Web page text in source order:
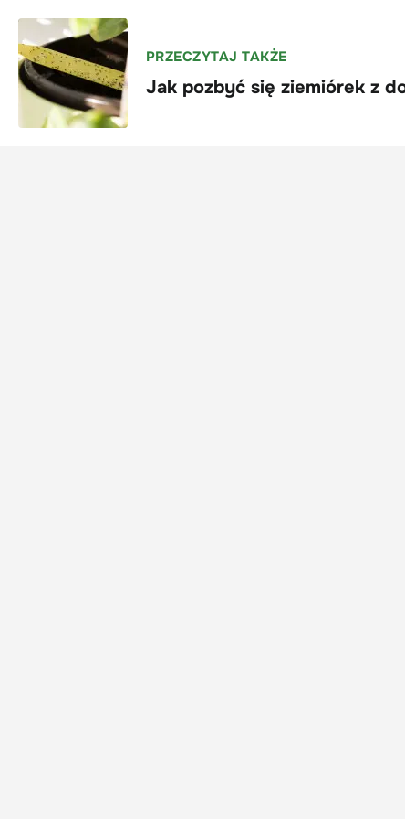
PRZECZYTAJ TAKŻE
Jak pozbyć się ziemiórek z